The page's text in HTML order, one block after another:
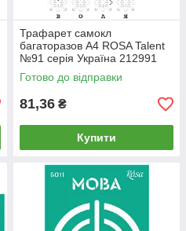
Трафарет самокл
багаторазов А4 ROSA Talent
№91 серія Україна 212991
Готово до відправки
81,36 ₴
Купити